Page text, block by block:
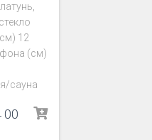
12
(см)
сауна
00